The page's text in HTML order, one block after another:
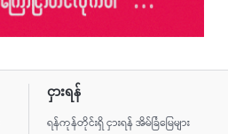
ငှားရန်
ရန်ကုန်တိုင်းရှိ ငှားရန် အိမ်ခြံမြေများ